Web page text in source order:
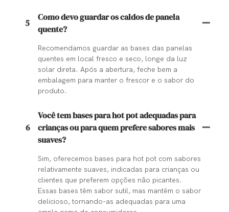
5
Como devo guardar os caldos de panela
quente?
Recomendamos guardar as bases das panelas
quentes em local fresco e seco, longe da luz
solar direta. Após a abertura, feche bem a
embalagem para manter o frescor e o sabor do
produto.
6
Você tem bases para hot pot adequadas para
crianças ou para quem prefere sabores mais
suaves?
Sim, oferecemos bases para hot pot com sabores
relativamente suaves, indicadas para crianças ou
clientes que preferem opções não picantes.
Essas bases têm sabor sutil, mas mantêm o sabor
delicioso, tornando-as adequadas para uma